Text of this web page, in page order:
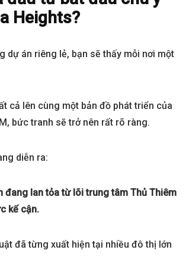
Heights?
dự án riêng lẻ, bạn sẽ thấy mỗi nơi một
cả lên cùng một bản đồ phát triển của
bức tranh sẽ trở nên rất rõ ràng.
diễn ra:
đang lan tỏa từ lõi trung tâm Thủ Thiêm
kế cận.
đã từng xuất hiện tại nhiều đô thị lớn